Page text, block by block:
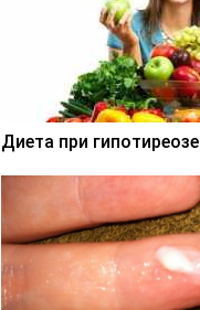
Диета при гипотиреозе